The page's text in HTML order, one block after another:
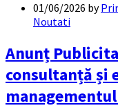
01/06/2026 by
Noutati
Anunț
consultanță și